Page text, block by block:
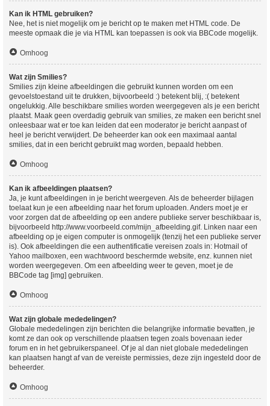
Kan ik HTML gebruiken?
Nee, het is niet mogelijk om je bericht op te maken met HTML code. De
meeste opmaak die je via HTML kan toepassen is ook via BBCode mogelijk.
Omhoog
Wat zijn Smilies?
Smilies zijn kleine afbeeldingen die gebruikt kunnen worden om een
gevoelstoestand uit te drukken, bijvoorbeeld :) betekent blij, :( betekent
ongelukkig. Alle beschikbare smilies worden weergegeven als je een bericht
plaatst. Maak geen overdadig gebruik van smilies, ze maken een bericht snel
onleesbaar wat er toe kan leiden dat een moderator je bericht aanpast of
heel je bericht verwijdert. De beheerder kan ook een maximaal aantal
smilies, dat in een bericht gebruikt mag worden, bepaald hebben.
Omhoog
Kan ik afbeeldingen plaatsen?
Ja, je kunt afbeeldingen in je bericht weergeven. Als de beheerder bijlagen
toelaat kun je een afbeelding naar het forum uploaden. Anders moet je er
voor zorgen dat de afbeelding op een andere publieke server beschikbaar is,
bijvoorbeeld http://www.voorbeeld.com/mijn_afbeelding.gif. Linken naar een
afbeelding op je eigen computer is onmogelijk (tenzij het een publieke server
is). Ook afbeeldingen die een authentificatie vereisen zoals in: Hotmail of
Yahoo mailboxen, een wachtwoord beschermde website, enz. kunnen niet
worden weergegeven. Om een afbeelding weer te geven, moet je de
BBCode tag [img] gebruiken.
Omhoog
Wat zijn globale mededelingen?
Globale mededelingen zijn berichten die belangrijke informatie bevatten, je
komt ze dan ook op verschillende plaatsen tegen zoals bovenaan ieder
forum en in het gebruikerspaneel. Of je al dan niet globale mededelingen
kan plaatsen hangt af van de vereiste permissies, deze zijn ingesteld door de
beheerder.
Omhoog